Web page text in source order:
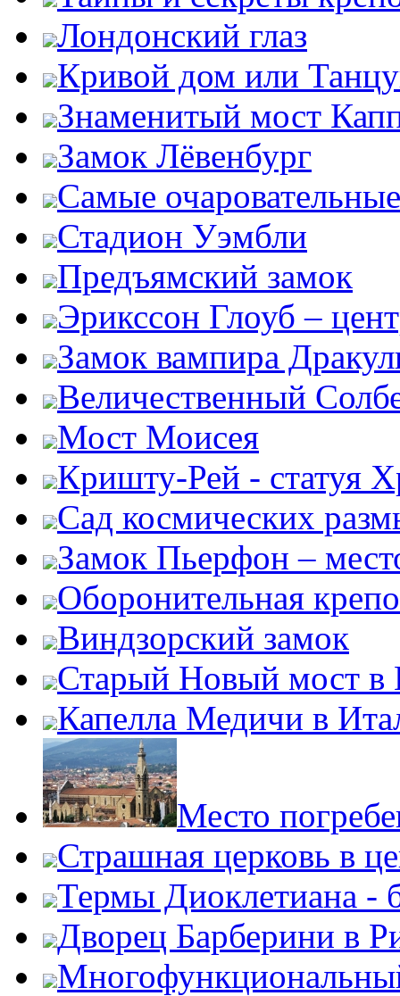
Лондонский глаз
Кривой дом или
Знаменитый мост
Замок Лёвенбург
Самые
Стадион Уэмбли
Предъямский замок
Эрикссон Глоуб –
Замок вампира
Величественный
Мост Моисея
Кришту-Рей - статуя
Сад космических
Замок Пьерфон –
Оборонительная
Виндзорский замок
Старый Новый мост в
Капелла Медичи в
Место
Страшная церковь в
Термы Диоклетиана -
Дворец Барберини в